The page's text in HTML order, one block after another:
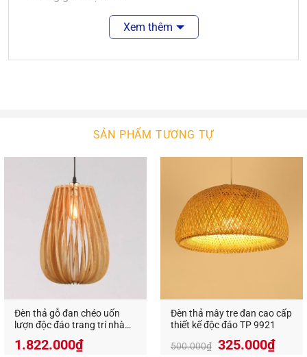
Thiết Kế Đậm Chất Truyền Thống, Tinh Tế Trong
màu nâu trầm sang trọng, mang lại cảm giác ấm
Xem thêm
SẢN PHẨM TƯƠNG TỰ
Đèn thả gỗ đan chéo uốn
lượn độc đáo trang trí nhà
1.822.000₫
Đèn thả mây tre đan cao cấp
thiết kế độc đáo TP 9921
500.000₫ 325.000₫